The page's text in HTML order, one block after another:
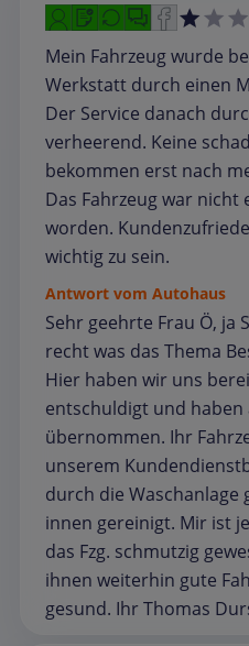
Mein Fahrzeug wurde
Werkstatt durch einen
Der Service danach
verheerend. Keine
bekommen erst nach
Das Fahrzeug war
worden.
wichtig zu sein.
Antwort vom Autohaus
Sehr geehrte Frau Ö, ja
recht was das Thema
Hier haben wir uns
entschuldigt und haben
übernommen. Ihr
unserem
durch die Waschanlage
innen gereinigt. Mir ist
das Fzg. schmutzig
ihnen weiterhin gute
gesund. Ihr Thomas